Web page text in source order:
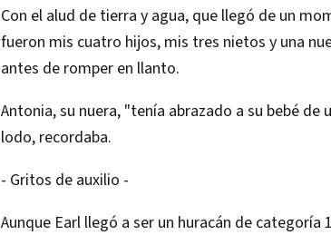
Con el alud de tierra y agua, que llegó de un
fueron mis cuatro hijos, mis tres nietos y una
antes de romper en llanto.
Antonia, su nuera, "tenía abrazado a su bebé
lodo, recordaba.
- Gritos de auxilio -
Aunque Earl llegó a ser un huracán de